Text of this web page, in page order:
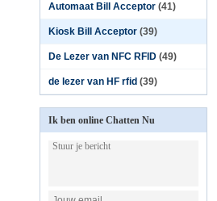
Automaat Bill Acceptor (41)
Kiosk Bill Acceptor (39)
De Lezer van NFC RFID (49)
de lezer van HF rfid (39)
Ik ben online Chatten Nu